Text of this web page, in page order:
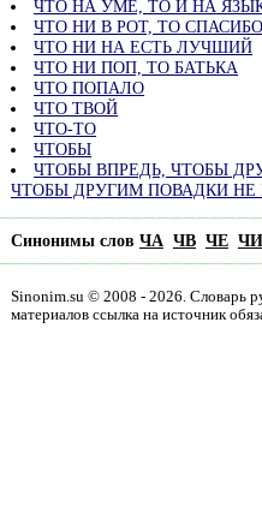
ЧТО НА УМЕ, ТО И НА
ЧТО НИ В РОТ, ТО СПАСИБО
ЧТО НИ НА ЕСТЬ ЛУЧШИЙ
ЧТО НИ ПОП, ТО БАТЬКА
ЧТО ПОПАЛО
ЧТО ТВОЙ
ЧТО-ТО
ЧТОБЫ
ЧТОБЫ ВПРЕДЬ, ЧТОБЫ
ЧТОБЫ ДРУГИМ ПОВАДКИ НЕ
Синонимы слов ЧА ЧВ ЧЕ ЧИ
Sinonim.su © 2008 - 2026. Словарь
материалов ссылка на источник